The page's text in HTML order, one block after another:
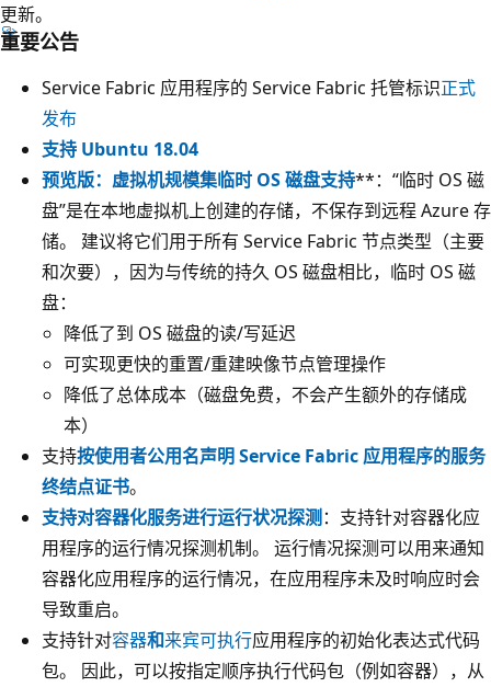
更新。
重要公告
Service Fabric 应用程序的 Service Fabric 托管标识正式
发布
支持 Ubuntu 18.04
预览版：虚拟机规模集临时 OS 磁盘支持**：“临时 OS 磁
盘”是在本地虚拟机上创建的存储，不保存到远程 Azure 存
储。 建议将它们用于所有 Service Fabric 节点类型（主要
和次要），因为与传统的持久 OS 磁盘相比，临时 OS 磁
盘：
降低了到 OS 磁盘的读/写延迟
可实现更快的重置/重建映像节点管理操作
降低了总体成本（磁盘免费，不会产生额外的存储成
本）
支持按使用者公用名声明 Service Fabric 应用程序的服务
终结点证书。
支持对容器化服务进行运行状况探测：支持针对容器化应
用程序的运行情况探测机制。 运行情况探测可以用来通知
容器化应用程序的运行情况，在应用程序未及时响应时会
导致重启。
支持针对容器和来宾可执行应用程序的初始化表达式代码
包。 因此，可以按指定顺序执行代码包（例如容器），从